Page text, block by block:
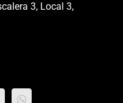
3, Local 3,